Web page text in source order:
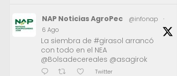
NAP Noticias AgroPec @infonap
·
6 Ago
La siembra de #girasol arrancó
con todo en el NEA
@Bolsadecereales @asagirok
Twitter